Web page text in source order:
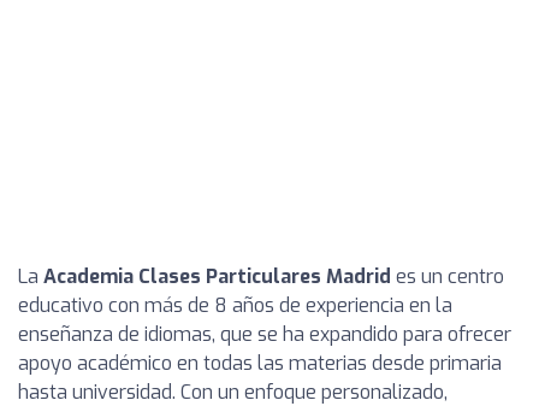
La Academia Clases Particulares Madrid es un centro
educativo con más de 8 años de experiencia en la
enseñanza de idiomas, que se ha expandido para ofrecer
apoyo académico en todas las materias desde primaria
hasta universidad. Con un enfoque personalizado,